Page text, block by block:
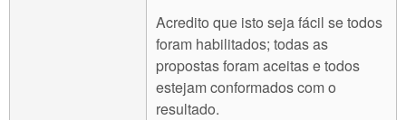
Acredito que isto seja fácil se todos
foram habilitados; todas as
propostas foram aceitas e todos
estejam conformados com o
resultado.